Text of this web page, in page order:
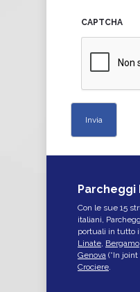
CAPTCHA
Parcheggi
Con le sue 15
italiani,
portuali in tutto
Linate, Bergamo
Genova (*In
Crociere.